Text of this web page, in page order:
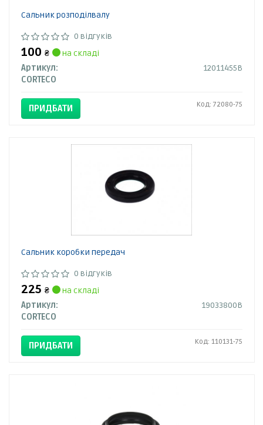
Сальник розподілвалу
0 відгуків
100 ₴
на складі
Артикул:
12011455B
CORTECO
ПРИДБАТИ Код: 72080-75
Сальник коробки передач
0 відгуків
225 ₴
на складі
Артикул:
19033800B
CORTECO
ПРИДБАТИ Код: 110131-75